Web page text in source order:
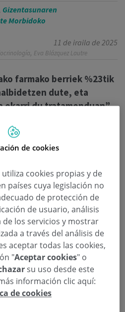
Gizentasunaren
Morbidoko
11 de iraila de 2025
, Eva Blázquez Lautre
farmako berriek %23tik
dute, eta
ekarri du tratamenduan”,
de cookies
cookies propias y de
países cuya legislación no
de protección de
de usuario, análisis
los servicios y mostrar
a través del análisis de
aceptar todas las cookies,
"Aceptar cookies" o
su uso desde este
información clic aquí:
de cookies